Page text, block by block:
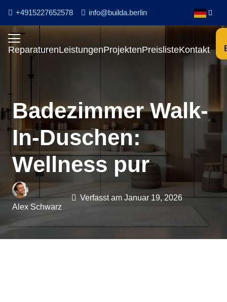
+4915227652578 info@builda.berlin
ReparaturenLeistungenProjektenPreislisteKontakt
Badezimmer Walk-
In-Duschen:
Wellness pur
Alex Schwarz
Verfasst amJanuar 19, 2026